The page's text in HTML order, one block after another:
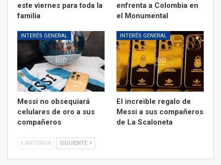
este viernes para toda la
familia
enfrenta a Colombia en
el Monumental
INTERÉS GENERAL
Messi no obsequiará
celulares de oro a sus
compañeros
INTERÉS GENERAL
El increible regalo de
Messi a sus compañeros
de La Scaloneta
ANTERIOR SIGUIENTE